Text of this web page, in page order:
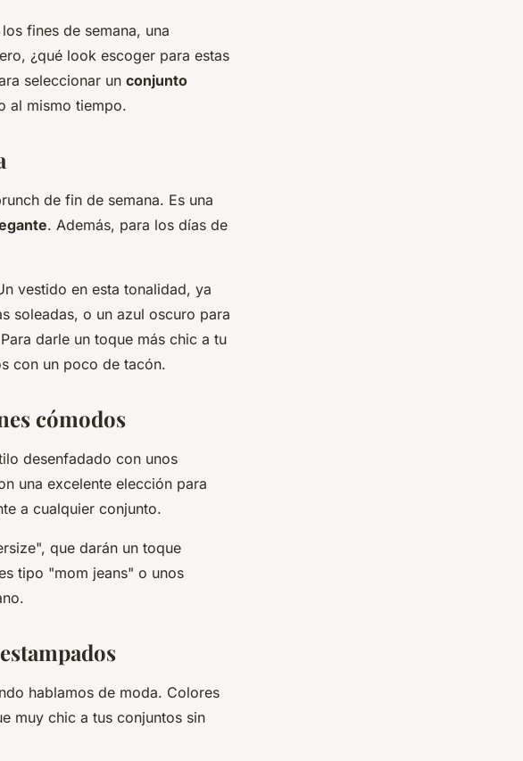
fines de semana, una
¿qué look escoger para estas
seleccionar un conjunto
al mismo tiempo.
de fin de semana. Es una
. Además, para los días de
vestido en esta tonalidad, ya
soleadas, o un azul oscuro para
darle un toque más chic a tu
con un poco de tacón.
cómodos
desenfadado con unos
una excelente elección para
a cualquier conjunto.
que darán un toque
tipo "mom jeans" o unos
hablamos de moda. Colores
muy chic a tus conjuntos sin